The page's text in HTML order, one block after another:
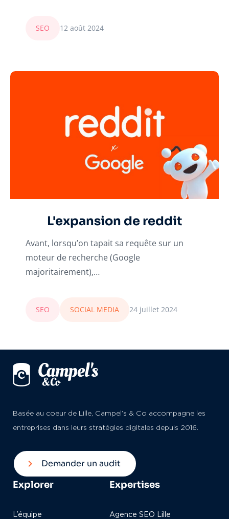
SEO 12 août 2024
L'expansion de reddit
Avant, lorsqu’on tapait sa requête sur un
moteur de recherche (Google
majoritairement),…
SEO SOCIAL MEDIA 24 juillet 2024
Basée au coeur de Lille, Campel’s & Co accompagne les
entreprises dans leurs stratégies digitales depuis 2016.
Demander un audit
Explorer
L’équipe
Expertises
Agence SEO Lille